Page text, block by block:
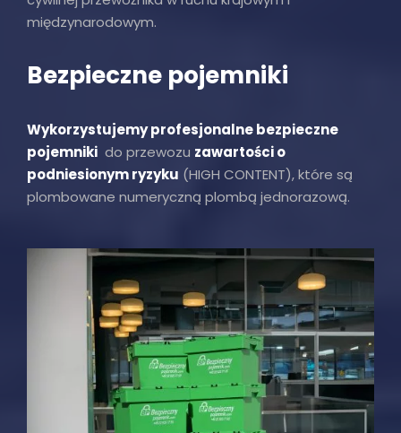
międzynarodowym.
Bezpieczne pojemniki
Wykorzystujemy profesjonalne bezpieczne
pojemniki do przewozu zawartości o
podniesionym ryzyku (HIGH CONTENT), które są
plombowane numeryczną plombą jednorazową.